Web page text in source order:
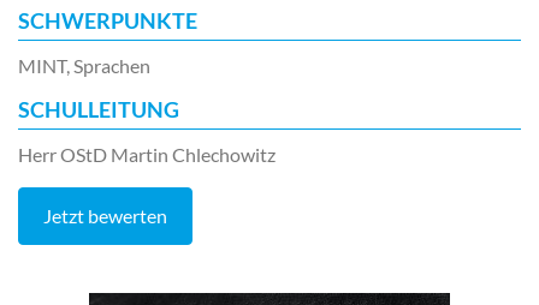
SCHWERPUNKTE
MINT, Sprachen
SCHULLEITUNG
Herr OStD Martin Chlechowitz
Jetzt bewerten